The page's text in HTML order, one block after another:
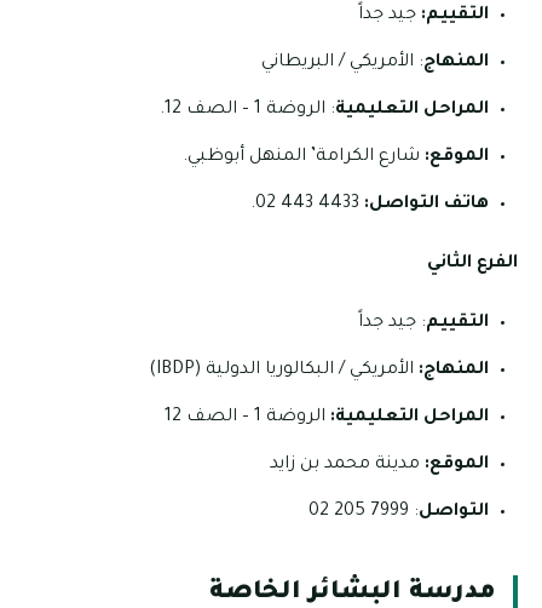
التقييم: جيد جداً
المنهاج: الأمريكي / البريطاني
المراحل التعليمية: الروضة 1 – الصف 12.
الموقع: شارع الكرامة’ المنهل أبوظبي.
هاتف التواصل:
الفرع الثاني
التقييم: جيد جداً
المنهاج: الأمريكي / البكالوريا الدولية (IBDP)
المراحل التعليمية: الروضة 1 – الصف 12
الموقع: مدينة محمد بن زايد
التواصل: 7999 205 02
مدرسة البشائر الخاصة